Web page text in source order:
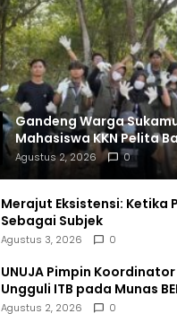
Gandeng Warga
Mahasiswa KKN Pelita
Drainase Desa
Agustus 2, 2026 0
Merajut Eksistensi: Ketika
Sebagai Subjek
Agustus 3, 2026 0
UNUJA Pimpin Koordinator
Ungguli ITB pada Munas
Agustus 2, 2026 0